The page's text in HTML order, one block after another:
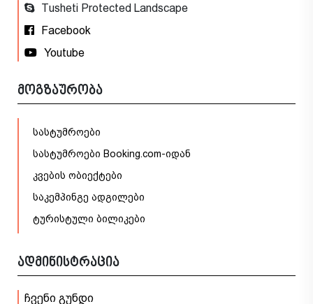
Tusheti Protected Landscape
Facebook
Youtube
მოგზაურობა
სასტუმროები
სასტუმროები Booking.com-იდან
კვების ობიექტები
საკემპინგე ადგილები
ტურისტული ბილიკები
ადმინისტრაცია
ჩვენი გუნდი